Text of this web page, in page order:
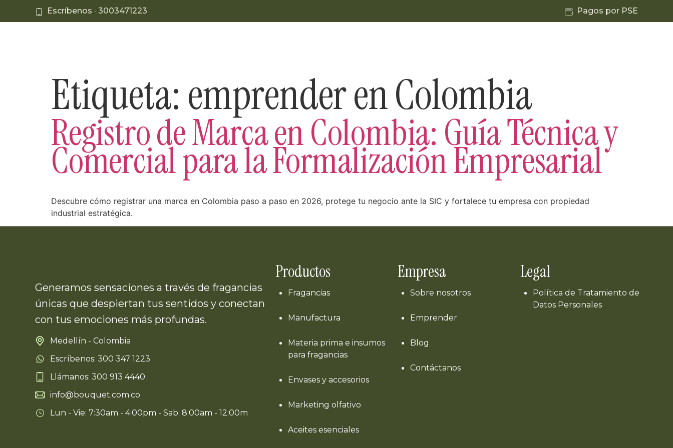
Escríbenos · 3003471223 Pagos por PSE
Etiqueta:emprender en Colombia
Registro de Marca en Colombia: Guía Técnica y
Comercial para la Formalización Empresarial
Descubre cómo registrar una marca en Colombia paso a paso en 2026, protege tu negocio ante la SIC y fortalece tu empresa con propiedad
industrial estratégica.
Generamos sensaciones a través de fragancias
únicas que despiertan tus sentidos y conectan
con tus emociones más profundas.
Medellín - Colombia
Escríbenos: 300 347 1223
Llámanos: 300 913 4440
info@bouquet.com.co
Lun - Vie: 7:30am - 4:00pm - Sab: 8:00am - 12:00m
Productos
Fragancias
Manufactura
Materia prima e insumos
para fragancias
Envases y accesorios
Marketing olfativo
Aceites esenciales
Empresa
Sobre nosotros
Emprender
Blog
Contáctanos
Legal
Política de Tratamiento de
Datos Personales